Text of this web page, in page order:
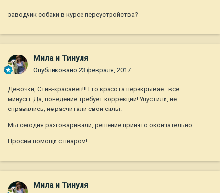
заводчик собаки в курсе переустройства?
Мила и Тинуля
Опубликовано 23 февраля, 2017
Девочки, Стив-красавец!!! Его красота перекрывает все
минусы. Да, поведение требует коррекции! Упустили, не
справились, не расчитали свои силы.
Мы сегодня разговаривали, решение принято окончательно.
Просим помощи с пиаром!
Мила и Тинуля